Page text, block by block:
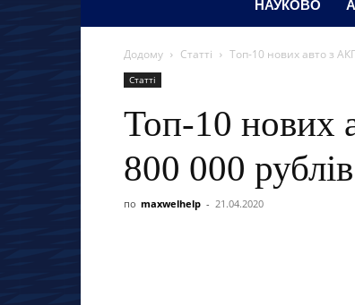
НАУКОВО
Додому Статті Топ-10 нових авто з
Статті
Топ-10 нових
800 000
по maxwelhelp - 21.04.2020